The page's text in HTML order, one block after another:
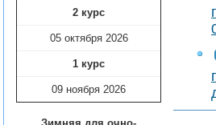
2 курс
05 октября 2026
1 курс
09 ноября 2026